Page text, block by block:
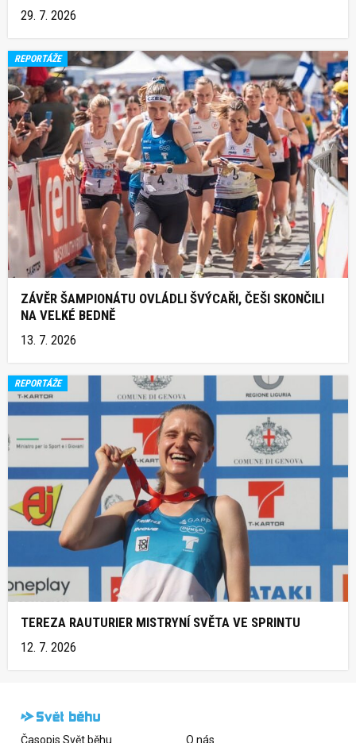
29. 7. 2026
REPORTÁŽE
ZÁVĚR ŠAMPIONÁTU OVLÁDLI ŠVÝCAŘI, ČEŠI SKONČILI
NA VELKÉ BEDNĚ
13. 7. 2026
REPORTÁŽE
TEREZA RAUTURIER MISTRYNÍ SVĚTA VE SPRINTU
12. 7. 2026
Časopis Svět běhu O nás